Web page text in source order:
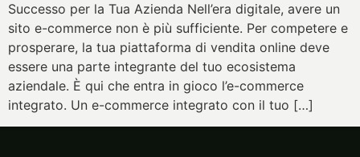
Successo per la Tua Azienda Nell’era digitale, avere un
sito e-commerce non è più sufficiente. Per competere e
prosperare, la tua piattaforma di vendita online deve
essere una parte integrante del tuo ecosistema
aziendale. È qui che entra in gioco l’e-commerce
integrato. Un e-commerce integrato con il tuo […]